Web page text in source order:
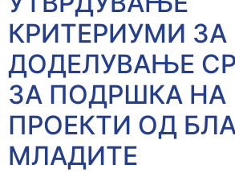
КРИТЕРИУМИ ЗА
ДОДЕЛУВАЊЕ
ЗА ПОДРШКА НА
ПРОЕКТИ ОД
МЛАДИТЕ